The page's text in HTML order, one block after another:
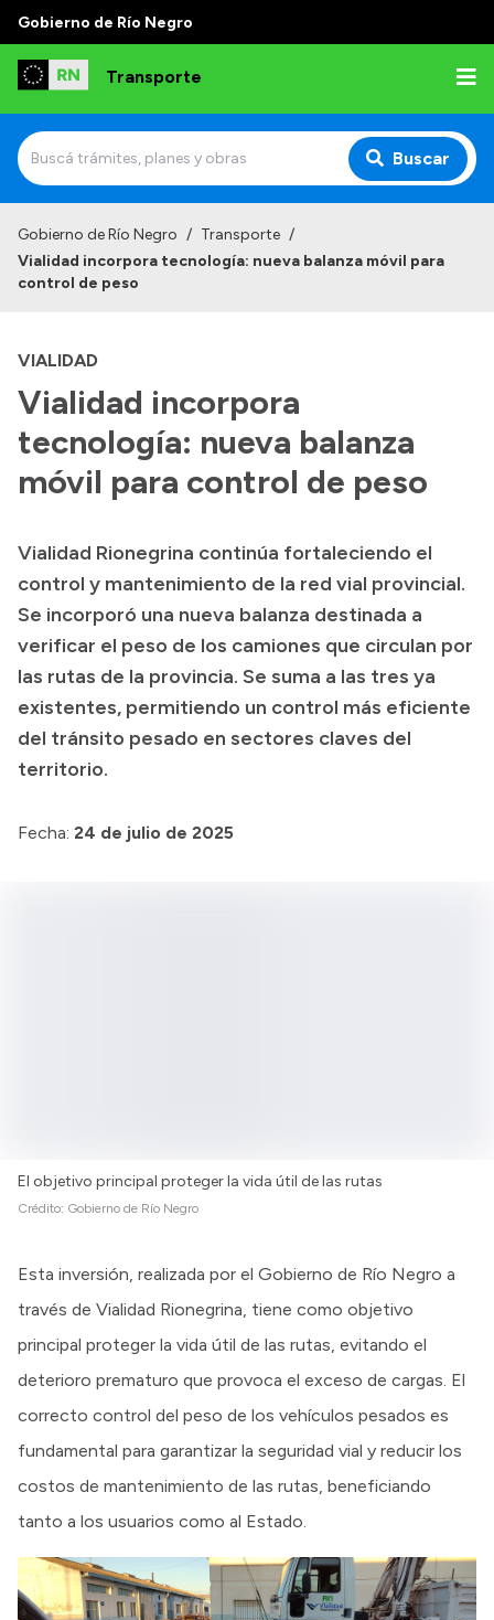
Gobierno de Río Negro
Transporte
Buscar
Institucional
Autoridades
Delegaciones
Normativa
Presupuesto
Boletín Oficial
Compras y licitaciones
Consulta de expedientes
Consulta de pago a proveedores
Convocatorias
Login
Gobierno de Río Negro / Transporte /
Vialidad incorpora tecnología: nueva balanza móvil para
control de peso
VIALIDAD
Vialidad incorpora
tecnología: nueva balanza
móvil para control de peso
Vialidad Rionegrina continúa fortaleciendo el
control y mantenimiento de la red vial provincial.
Se incorporó una nueva balanza destinada a
verificar el peso de los camiones que circulan por
las rutas de la provincia. Se suma a las tres ya
existentes, permitiendo un control más eficiente
del tránsito pesado en sectores claves del
territorio.
Fecha: 24 de julio de 2025
El objetivo principal proteger la vida útil de las rutas
Crédito: Gobierno de Río Negro
Esta inversión, realizada por el Gobierno de Río Negro a
través de Vialidad Rionegrina, tiene como objetivo
principal proteger la vida útil de las rutas, evitando el
deterioro prematuro que provoca el exceso de cargas. El
correcto control del peso de los vehículos pesados es
fundamental para garantizar la seguridad vial y reducir los
costos de mantenimiento de las rutas, beneficiando
tanto a los usuarios como al Estado.